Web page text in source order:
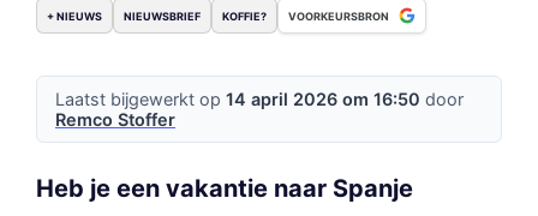
+ NIEUWS NIEUWSBRIEF KOFFIE? VOORKEURSBRON
Laatst bijgewerkt op 14 april 2026 om 16:50 door
Remco Stoffer
Heb je een vakantie naar Spanje